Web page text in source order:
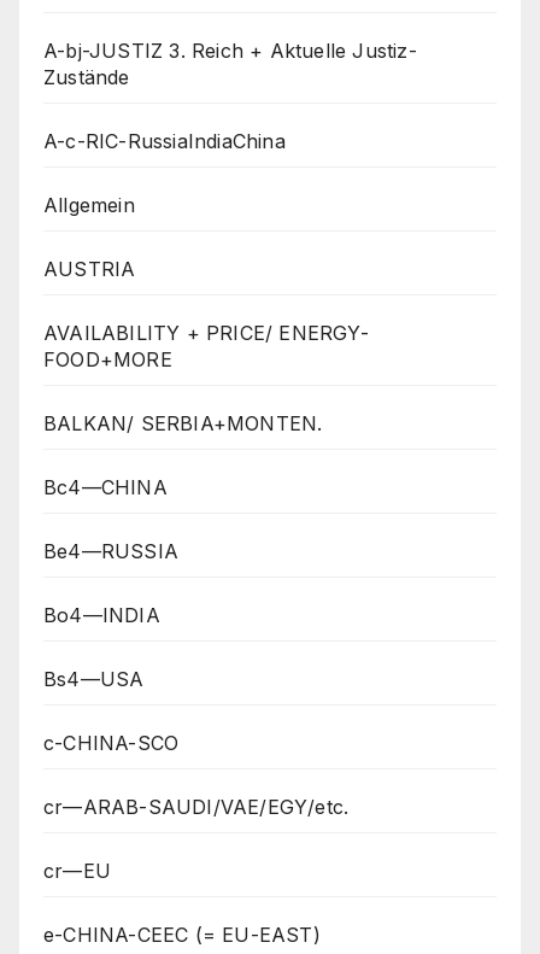
A-bj-JUSTIZ 3. Reich + Aktuelle Justiz-
Zustände
A-c-RIC-RussiaIndiaChina
Allgemein
AUSTRIA
AVAILABILITY + PRICE/ ENERGY-
FOOD+MORE
BALKAN/ SERBIA+MONTEN.
Bc4—CHINA
Be4—RUSSIA
Bo4—INDIA
Bs4—USA
c-CHINA-SCO
cr—ARAB-SAUDI/VAE/EGY/etc.
cr—EU
e-CHINA-CEEC (= EU-EAST)